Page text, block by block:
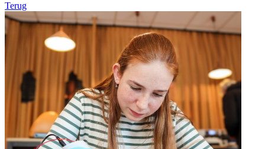
Terug